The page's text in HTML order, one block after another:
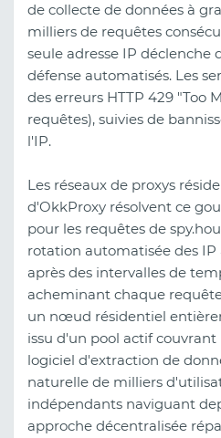
de collecte de données à
milliers de requêtes
seule adresse IP déclenche
défense automatisés. Les
des erreurs HTTP 429 "Too
requêtes), suivies de
l'IP.
Les réseaux de proxys
d'OkkProxy résolvent ce
pour les requêtes de
rotation automatisée des
après des intervalles de
acheminant chaque
un nœud résidentiel
issu d'un pool actif couvrant
logiciel d'extraction de
naturelle de milliers
indépendants naviguant
approche décentralisée